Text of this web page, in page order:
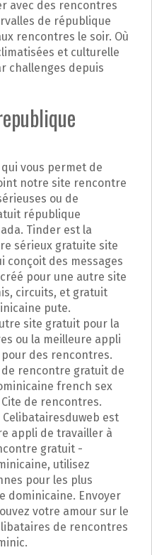
avec des rencontres
de république
rencontres le soir. Où
et culturelle
challenges depuis
vous permet de
notre site rencontre
ou de
république
Tinder est la
sérieux gratuite site
conçoit des messages
pour une autre site
circuits, et gratuit
pute.
site gratuit pour la
ou la meilleure appli
des rencontres.
de rencontre gratuit de
french sex
de rencontres.
est
appli de travailler à
gratuit -
utilisez
pour les plus
dominicaine. Envoyer
votre amour sur le
de rencontres